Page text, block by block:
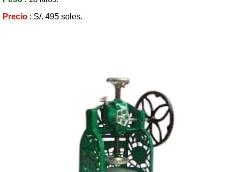
Precio : S/. 495 soles.